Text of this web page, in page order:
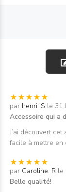
par henri. S le 31
Accessoire qui a
J’ai découvert
facile à mettre
par Caroline. R le
Belle qualité!